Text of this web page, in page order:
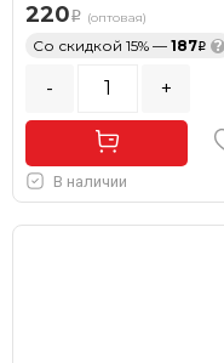
220 (оптовая)
Со скидкой 15% — 187 ?
- +
В наличии